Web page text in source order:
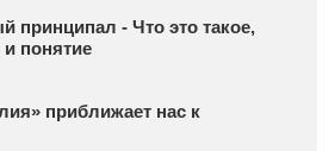
принципал - Что это такое,
понятие
приближает нас к